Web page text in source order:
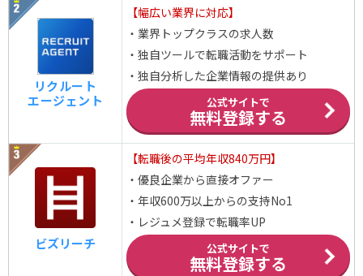
リクルート
エージェント
【幅広い業界に対応】
・業界トップクラスの求人数
・独自ツールで転職活動をサポート
・独自分析した企業情報の提供あり
公式サイトで
無料登録する
ビズリーチ
【転職後の平均年収840万円】
・優良企業から直接オファー
・年収600万以上からの支持No1
・レジュメ登録で転職率UP
公式サイトで
無料登録する